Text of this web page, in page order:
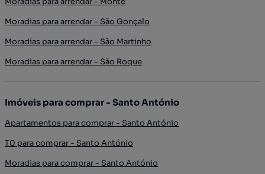
Moradias para arrendar - São Gonçalo
Moradias para arrendar - São Martinho
Moradias para arrendar - São Roque
Imóveis para comprar - Santo António
Apartamentos para comprar - Santo António
T0 para comprar - Santo António
Moradias para comprar - Santo António